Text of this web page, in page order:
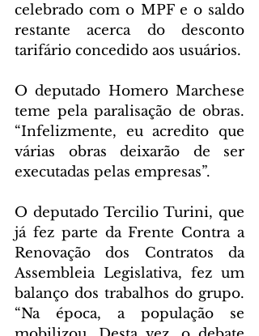
celebrado com o MPF e o saldo
restante acerca do desconto
tarifário concedido aos usuários.
O deputado Homero Marchese
teme pela paralisação de obras.
“Infelizmente, eu acredito que
várias obras deixarão de ser
executadas pelas empresas”.
O deputado Tercilio Turini, que
já fez parte da Frente Contra a
Renovação dos Contratos da
Assembleia Legislativa, fez um
balanço dos trabalhos do grupo.
“Na época, a população se